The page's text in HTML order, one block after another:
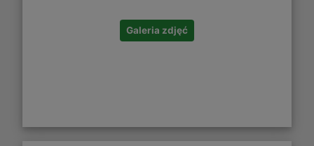
Galeria zdjęć